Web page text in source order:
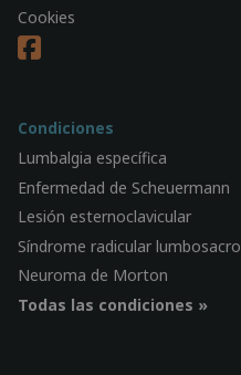
Cookies
Condiciones
Lumbalgia específica
Enfermedad de Scheuermann
Lesión esternoclavicular
Síndrome radicular lumbosacro
Neuroma de Morton
Todas las condiciones »